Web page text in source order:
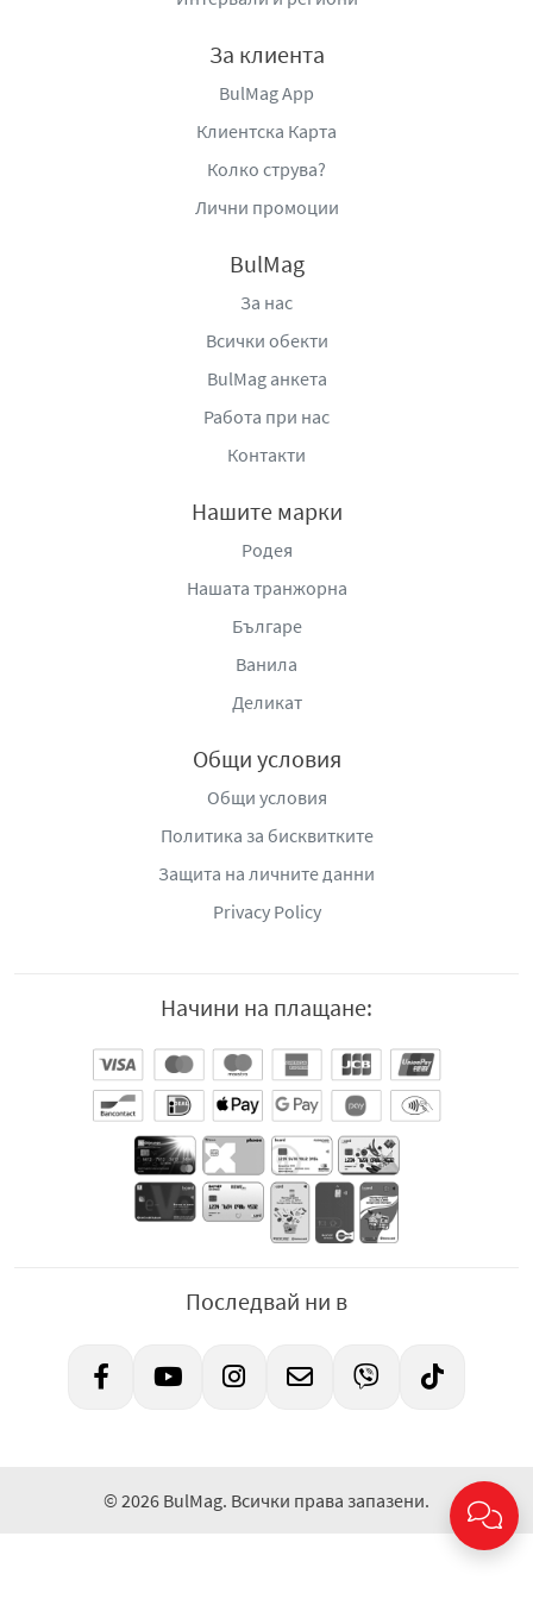
За клиента
BulMag App
Клиентска Карта
Колко струва?
Лични промоции
BulMag
За нас
Всички обекти
BulMag анкета
Работа при нас
Контакти
Нашите марки
Родея
Нашата транжорна
Българе
Ванила
Деликат
Общи условия
Общи условия
Политика за бисквитките
Защита на личните данни
Privacy Policy
Начини на плащане:
Последвай ни в
© 2026 BulMag. Всички права запазени.